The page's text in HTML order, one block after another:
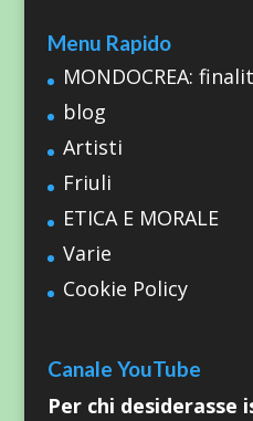
Menu Rapido
MONDOCREA:
blog
Artisti
Friuli
ETICA E MORALE
Varie
Cookie Policy
Canale YouTube
Per chi desiderasse